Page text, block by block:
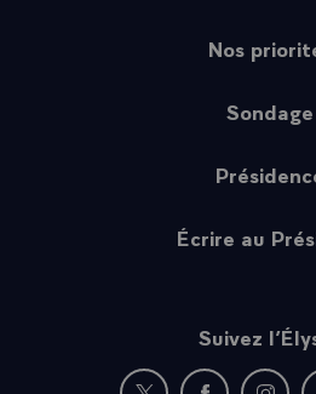
Nos
Sondage
Écrire au
Suivez